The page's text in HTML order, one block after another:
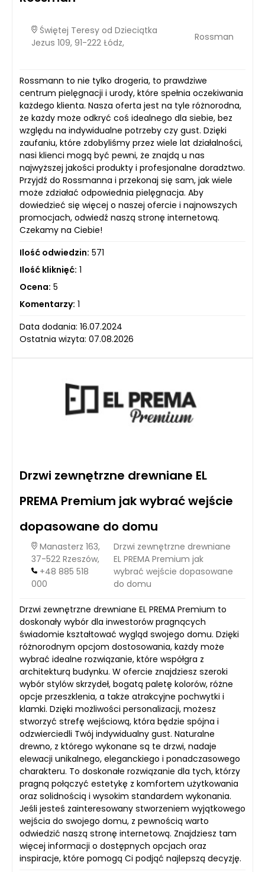
Świętej Teresy od Dzieciątka
Jezus 109, 91-222 Łódz,
Rossman
Rossmann to nie tylko drogeria, to prawdziwe
centrum pielęgnacji i urody, które spełnia oczekiwania
każdego klienta. Nasza oferta jest na tyle różnorodna,
że każdy może odkryć coś idealnego dla siebie, bez
względu na indywidualne potrzeby czy gust. Dzięki
zaufaniu, które zdobyliśmy przez wiele lat działalności,
nasi klienci mogą być pewni, że znajdą u nas
najwyższej jakości produkty i profesjonalne doradztwo.
Przyjdź do Rossmanna i przekonaj się sam, jak wiele
może zdziałać odpowiednia pielęgnacja. Aby
dowiedzieć się więcej o naszej ofercie i najnowszych
promocjach, odwiedź naszą stronę internetową.
Czekamy na Ciebie!
Ilość odwiedzin: 571
Ilość kliknięć: 1
Ocena: 5
Komentarzy: 1
Data dodania: 16.07.2024
Ostatnia wizyta: 07.08.2026
Drzwi zewnętrzne drewniane EL
PREMA Premium jak wybrać wejście
dopasowane do domu
Manasterz 163,
37-522 Rzeszów,
+48 885 518
000
Drzwi zewnętrzne drewniane
EL PREMA Premium jak
wybrać wejście dopasowane
do domu
Drzwi zewnętrzne drewniane EL PREMA Premium to
doskonały wybór dla inwestorów pragnących
świadomie kształtować wygląd swojego domu. Dzięki
różnorodnym opcjom dostosowania, każdy może
wybrać idealne rozwiązanie, które współgra z
architekturą budynku. W ofercie znajdziesz szeroki
wybór stylów skrzydeł, bogatą paletę kolorów, różne
opcje przeszklenia, a także atrakcyjne pochwytki i
klamki. Dzięki możliwości personalizacji, możesz
stworzyć strefę wejściową, która będzie spójna i
odzwierciedli Twój indywidualny gust. Naturalne
drewno, z którego wykonane są te drzwi, nadaje
elewacji unikalnego, eleganckiego i ponadczasowego
charakteru. To doskonałe rozwiązanie dla tych, którzy
pragną połączyć estetykę z komfortem użytkowania
oraz solidnością i wysokim standardem wykonania.
Jeśli jesteś zainteresowany stworzeniem wyjątkowego
wejścia do swojego domu, z pewnością warto
odwiedzić naszą stronę internetową. Znajdziesz tam
więcej informacji o dostępnych opcjach oraz
inspiracje, które pomogą Ci podjąć najlepszą decyzję.